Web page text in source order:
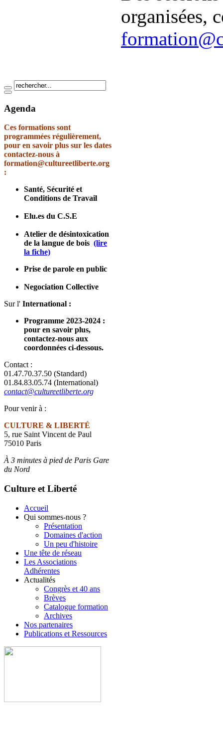
organisées,
Agenda
Ces formations sont
programmées régulièrement,
pour en savoir plus sur les dates
contactez-nous à
formation@cultureetliberte.org
:
Santé, Sécurité et
Conditions de Travail
Elu.es du C.S.E
Atelier de désintoxication
de la langue de bois (lire
la fiche)
Prise de parole en public
Negociation Collective
Sur l' International :
Programme 2023-2024 :
pour en savoir plus,
contactez-nous aux
coordonnées ci-dessous.
Contact :
01.47.70.37.50 (Standard)
01.84.83.05.74 (International)
contact@cultureetliberte.org
Pour venir à :
CULTURE & LIBERTÉ
5, rue Saint Vincent de Paul
75010 Paris
À 3 minutes à pied de Paris Gare
du Nord
Culture et Liberté
Accueil
Qui sommes-nous ?
Présentation
Domaines d'action
Un peu d'histoire
Une tête de réseau
Les Associations
Adhérentes
Actualités
Congrès et 40 ans
Brèves
Catalogue formation
Archives
Nos partenaires
Publications et Ressources